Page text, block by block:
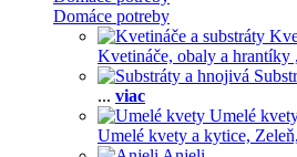
Domáce potreby
Kvetináče, obaly a hrantíky ,
... viac
Umelé
Umelé kvety a kytice, Zeleň,